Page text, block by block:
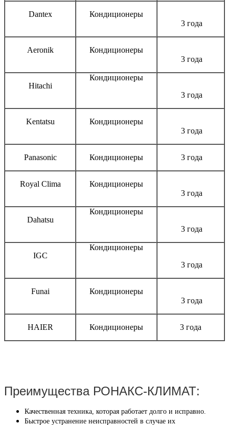
Dantex
Кондиционеры
3 года
Aeronik
Кондиционеры
3 года
Hitachi
Кондиционеры
3 года
Kentatsu
Кондиционеры
3 года
Panasonic Кондиционеры 3 года
Royal Clima
Кондиционеры
3 года
Dahatsu
Кондиционеры
3 года
IGC
Кондиционеры
3 года
Funai
Кондиционеры
3 года
HAIER Кондиционеры 3 года
Преимущества РОНАКС-КЛИМАТ:
Качественная техника, которая работает долго и исправно.
Быстрое устранение неисправностей в случае их